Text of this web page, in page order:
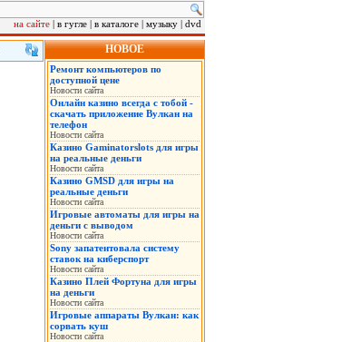
на сайте | в гугле | в каталоге | музыку | dvd
НОВОЕ
Ремонт компьютеров по
доступной цене
Новости сайта
Онлайн казино всегда с тобой -
скачать приложение Вулкан на
телефон
Новости сайта
Казино Gaminatorslots для игры
на реальные деньги
Новости сайта
Казино GMSD для игры на
реальные деньги
Новости сайта
Игровые автоматы для игры на
деньги с выводом
Новости сайта
Sony запатентовала систему
ставок на киберспорт
Новости сайта
Казино Плей Фортуна для игры
на деньги
Новости сайта
Игровые аппараты Вулкан: как
сорвать куш
Новости сайта